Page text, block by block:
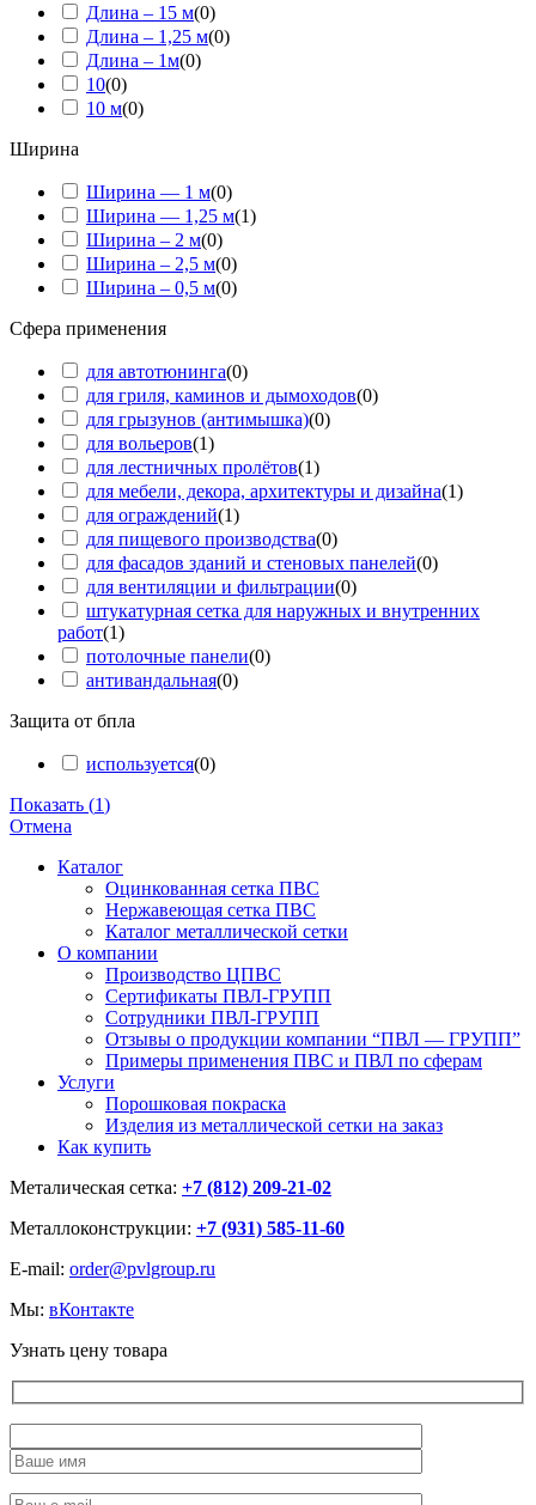
Длина – 15 м(0)
Длина – 1,25 м(0)
Длина – 1м(0)
10(0)
10 м(0)
Ширина
Ширина — 1 м(0)
Ширина — 1,25 м(1)
Ширина – 2 м(0)
Ширина – 2,5 м(0)
Ширина – 0,5 м(0)
Сфера применения
для автотюнинга(0)
для гриля, каминов и дымоходов(0)
для грызунов (антимышка)(0)
для вольеров(1)
для лестничных пролётов(1)
для мебели, декора, архитектуры и дизайна(1)
для ограждений(1)
для пищевого производства(0)
для фасадов зданий и стеновых панелей(0)
для вентиляции и фильтрации(0)
штукатурная сетка для наружных и внутренних
работ(1)
потолочные панели(0)
антивандальная(0)
Защита от бпла
используется(0)
Показать (1)
Отмена
Каталог
Оцинкованная сетка ПВС
Нержавеющая сетка ПВС
Каталог металлической сетки
О компании
Производство ЦПВС
Сертификаты ПВЛ-ГРУПП
Сотрудники ПВЛ-ГРУПП
Отзывы о продукции компании “ПВЛ — ГРУПП”
Примеры применения ПВС и ПВЛ по сферам
Услуги
Порошковая покраска
Изделия из металлической сетки на заказ
Как купить
Металическая сетка: +7 (812) 209-21-02
Металлоконструкции: +7 (931) 585-11-60
E-mail: order@pvlgroup.ru
Мы: вКонтакте
Узнать цену товара